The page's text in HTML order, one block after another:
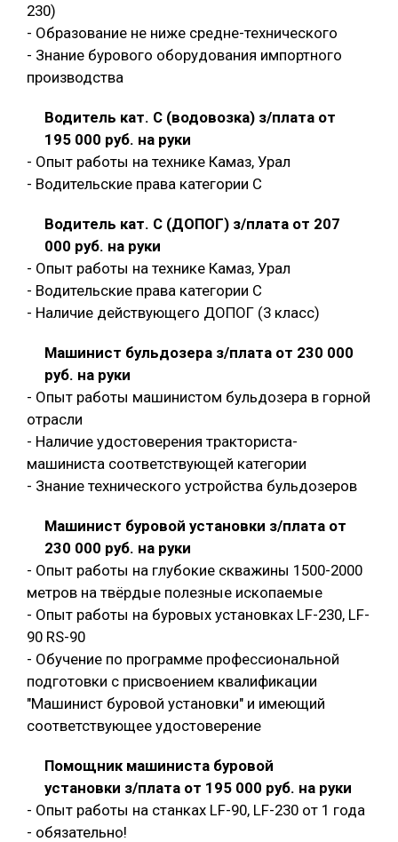
230)
- Образование не ниже средне-технического
- Знание бурового оборудования импортного
производства
Водитель кат. С (водовозка) з/плата от
195 000 руб. на руки
- Опыт работы на технике Камаз, Урал
- Водительские права категории C
Водитель кат. С (ДОПОГ) з/плата от 207
000 руб. на руки
- Опыт работы на технике Камаз, Урал
- Водительские права категории C
- Наличие действующего ДОПОГ (3 класс)
Машинист бульдозера з/плата от 230 000
руб. на руки
- Опыт работы машинистом бульдозера в горной
отрасли
- Наличие удостоверения тракториста-
машиниста соответствующей категории
- Знание технического устройства бульдозеров
Машинист буровой установки з/плата от
230 000 руб. на руки
- Опыт работы на глубокие скважины 1500-2000
метров на твёрдые полезные ископаемые
- Опыт работы на буровых установках LF-230, LF-
90 RS-90
- Обучение по программе профессиональной
подготовки с присвоением квалификации
"Машинист буровой установки" и имеющий
соответствующее удостоверение
Помощник машиниста буровой
установки з/плата от 195 000 руб. на руки
- Опыт работы на станках LF-90, LF-230 от 1 года
- обязательно!